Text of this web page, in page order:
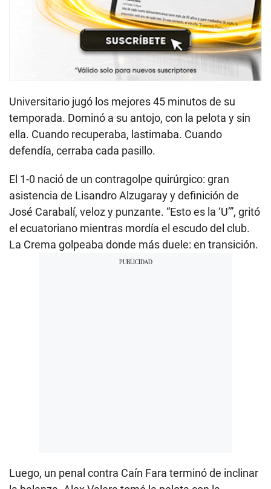
Universitario jugó los mejores 45 minutos de su
temporada. Dominó a su antojo, con la pelota y sin
ella. Cuando recuperaba, lastimaba. Cuando
defendía, cerraba cada pasillo.
El 1-0 nació de un contragolpe quirúrgico: gran
asistencia de Lisandro Alzugaray y definición de
José Carabalí, veloz y punzante. “Esto es la ‘U’”, gritó
el ecuatoriano mientras mordía el escudo del club.
La Crema golpeaba donde más duele: en transición.
Luego, un penal contra Caín Fara terminó de inclinar